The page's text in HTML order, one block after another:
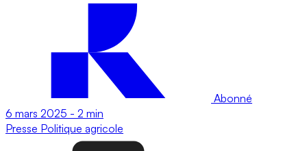
Abonné
6 mars 2025 - 2 min
Presse Politique agricole